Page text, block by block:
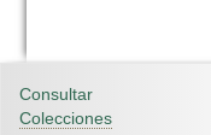
Consultar
Colecciones